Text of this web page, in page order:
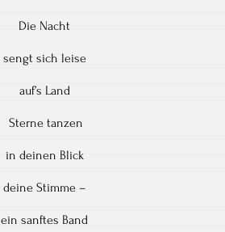
Die Nacht
sengt sich leise
auf’s Land
Sterne tanzen
in deinen Blick
deine Stimme –
ein sanftes Band